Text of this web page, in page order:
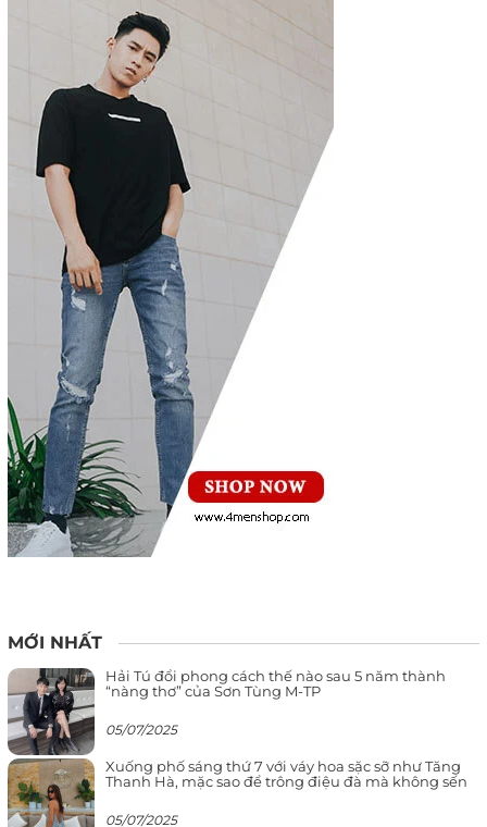
MỚI NHẤT
Hải Tú đổi phong cách thế nào sau 5 năm thành
“nàng thơ” của Sơn Tùng M-TP
05/07/2025
Xuống phố sáng thứ 7 với váy hoa sặc sỡ như Tăng
Thanh Hà, mặc sao để trông điệu đà mà không sến
05/07/2025